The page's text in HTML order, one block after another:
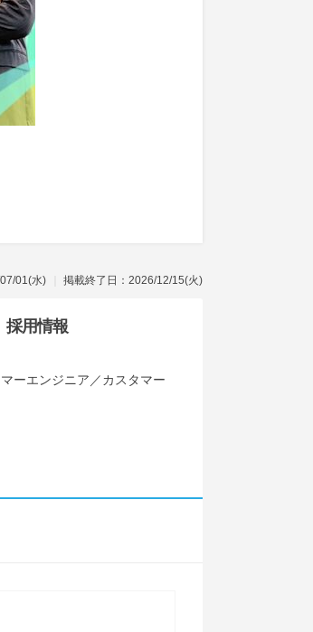
01(水) 掲載終了日：2026/12/15(火)
採用情報
ーエンジニア／カスタマー